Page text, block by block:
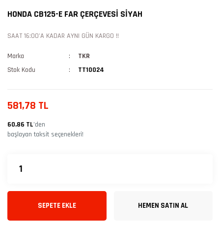
HONDA CB125-E FAR ÇERÇEVESİ SİYAH
SAAT 16:00'A KADAR AYNI GÜN KARGO !!
Marka
TKR
Stok Kodu
TT10024
581,78 TL
60,86 TL’den
başlayan taksit seçenekleri!
SEPETE EKLE HEMEN SATIN AL